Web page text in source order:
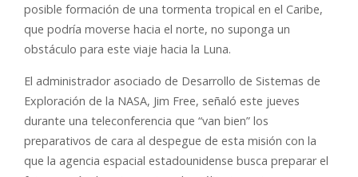
posible formación de una tormenta tropical en el Caribe,
que podría moverse hacia el norte, no suponga un
obstáculo para este viaje hacia la Luna.
El administrador asociado de Desarrollo de Sistemas de
Exploración de la NASA, Jim Free, señaló este jueves
durante una teleconferencia que “van bien” los
preparativos de cara al despegue de esta misión con la
que la agencia espacial estadounidense busca preparar el